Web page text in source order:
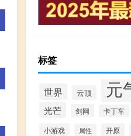
标签
世界 云顶 元
光芒 剑网 卡丁车
小游戏 属性 开原